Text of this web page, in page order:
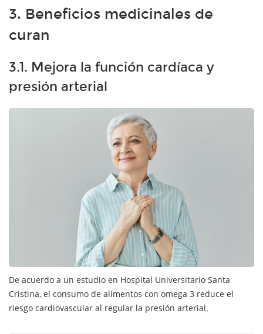
3. Beneficios medicinales de
curan
3.1. Mejora la función cardíaca y
presión arterial
De acuerdo a un estudio en Hospital Universitario Santa
Cristina, el consumo de alimentos con omega 3 reduce el
riesgo cardiovascular al regular la presión arterial.